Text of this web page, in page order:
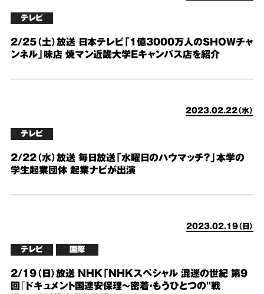
テレビ
2/25（土）放送 日本テレビ「1億3000万人のSHOWチャ
ンネル」味店 焼マン近畿大学Eキャンパス店を紹介
2023.02.22（水）
テレビ
2/22（水）放送 毎日放送「水曜日のハウマッチ？」本学の
学生起業団体 起業ナビが出演
2023.02.19（日）
テレビ 国際
2/19（日）放送 NHK「NHKスペシャル 混迷の世紀 第9
回『ドキュメント国連安保理〜密着・もうひとつの"戦